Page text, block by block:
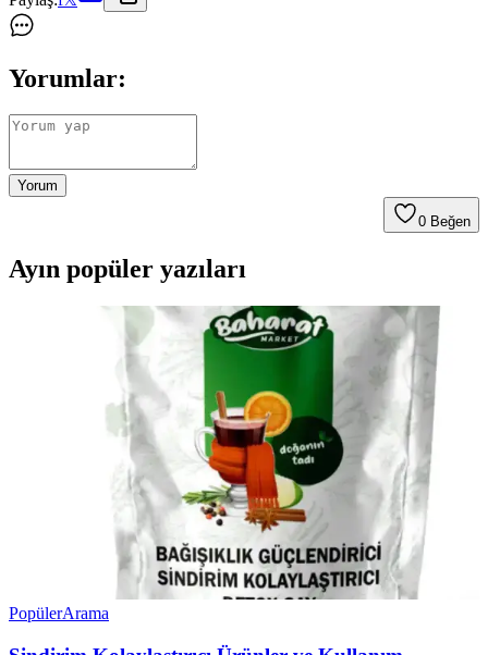
Yorumlar:
Yorum
0 Beğen
Ayın popüler yazıları
PopülerArama